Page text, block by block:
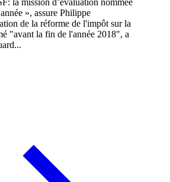
de la réforme de l'impôt sur la
"avant la fin de l'année 2018", a